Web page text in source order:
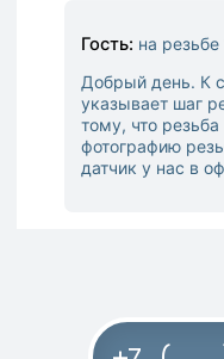
Гость: на
Добрый день. К
указывает шаг
тому, что
фотографию
датчик у нас в